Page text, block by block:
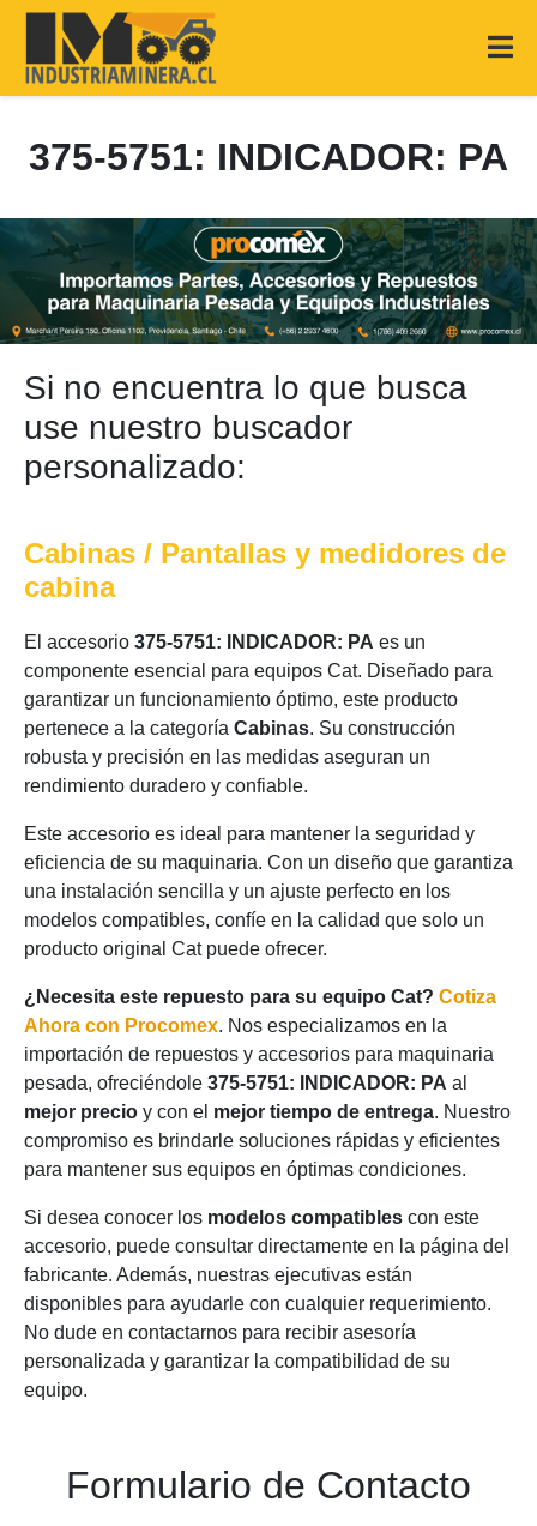
375-5751: INDICADOR: PA
Si no encuentra lo que busca
use nuestro buscador
personalizado:
Cabinas / Pantallas y medidores de
cabina
El accesorio 375-5751: INDICADOR: PA es un
componente esencial para equipos Cat. Diseñado para
garantizar un funcionamiento óptimo, este producto
pertenece a la categoría Cabinas. Su construcción
robusta y precisión en las medidas aseguran un
rendimiento duradero y confiable.
Este accesorio es ideal para mantener la seguridad y
eficiencia de su maquinaria. Con un diseño que garantiza
una instalación sencilla y un ajuste perfecto en los
modelos compatibles, confíe en la calidad que solo un
producto original Cat puede ofrecer.
¿Necesita este repuesto para su equipo Cat? Cotiza
Ahora con Procomex. Nos especializamos en la
importación de repuestos y accesorios para maquinaria
pesada, ofreciéndole 375-5751: INDICADOR: PA al
mejor precio y con el mejor tiempo de entrega. Nuestro
compromiso es brindarle soluciones rápidas y eficientes
para mantener sus equipos en óptimas condiciones.
Si desea conocer los modelos compatibles con este
accesorio, puede consultar directamente en la página del
fabricante. Además, nuestras ejecutivas están
disponibles para ayudarle con cualquier requerimiento.
No dude en contactarnos para recibir asesoría
personalizada y garantizar la compatibilidad de su
equipo.
Formulario de Contacto